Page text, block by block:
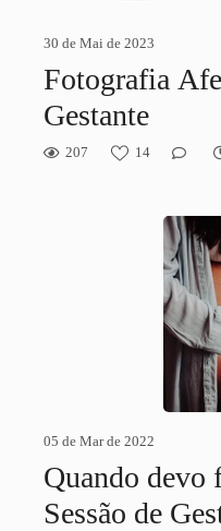
30 de Mai de 2023
Fotografia
Gestante
207 14
05 de Mar de 2022
Quando devo
Sessão de